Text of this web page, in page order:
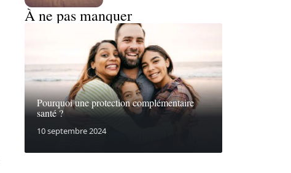
À ne pas manquer
Pourquoi une protection complémentaire
santé ?
10 septembre 2024